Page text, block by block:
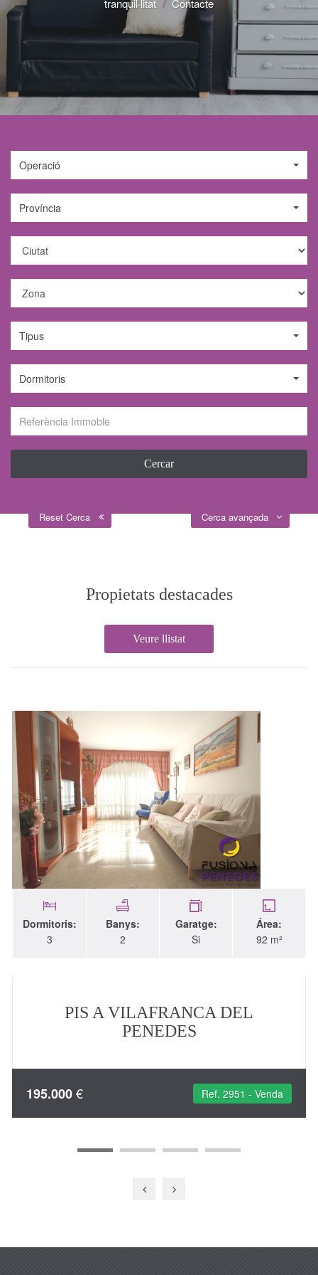
Operació
Província
Tipus
Dormitoris
Cerca avançada
Reset Cerca
Propietats destacades
Veure llistat
Dormitoris:
3
Banys:
2
Garatge:
Si
Área:
92 m²
PIS A VILAFRANCA DEL
PENEDES
195.000€ Ref. 2951 - Venda